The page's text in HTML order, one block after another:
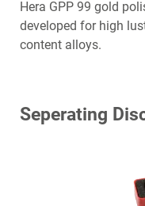
Hera GPP 99 gold
developed for high
content alloys.
Seperating